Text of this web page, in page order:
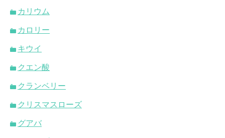
カリウム
カロリー
キウイ
クエン酸
クランベリー
クリスマスローズ
グアバ